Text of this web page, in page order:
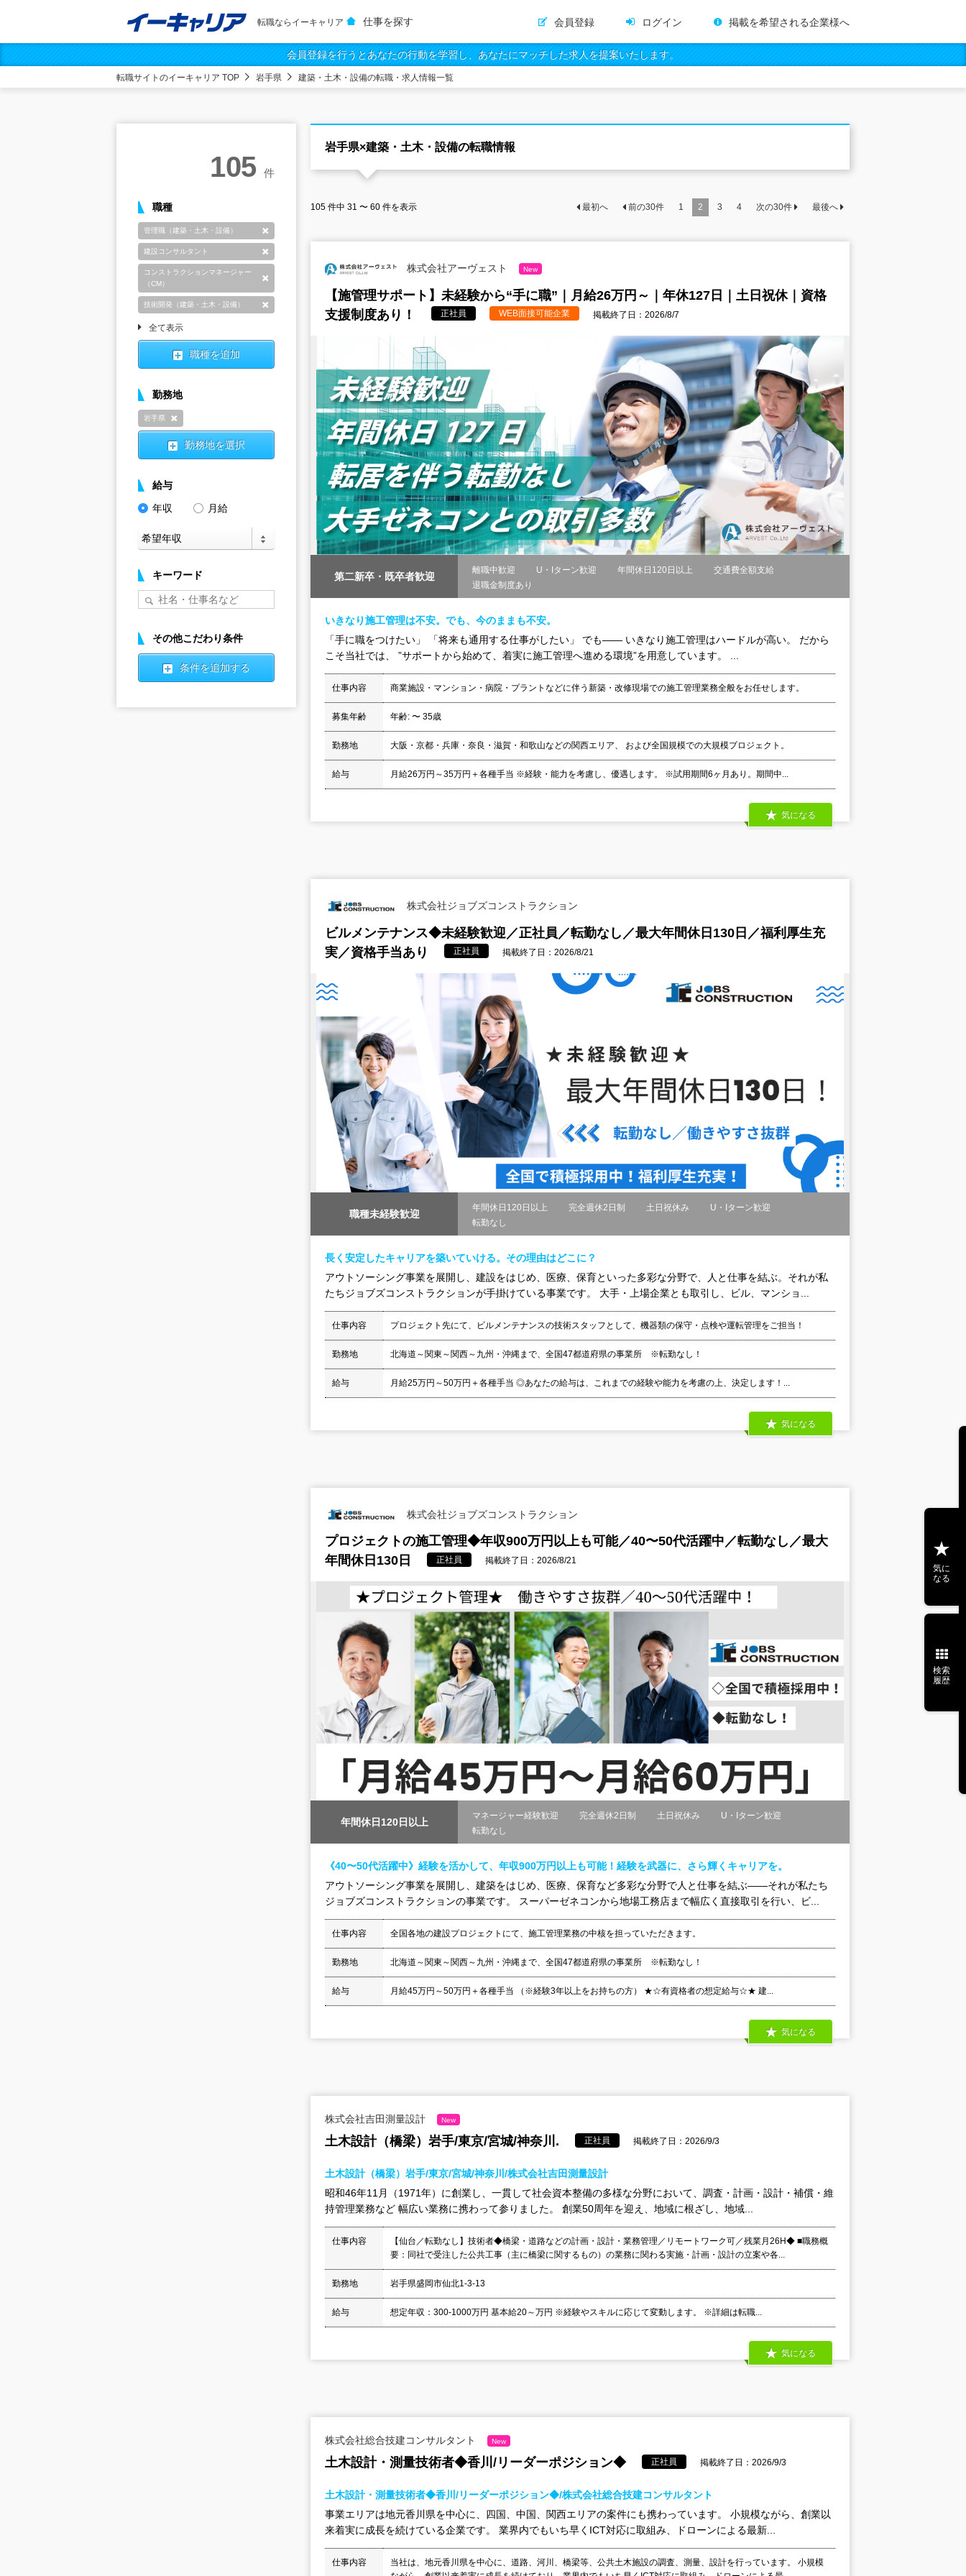
転職ならイーキャリア 仕事を探す 会員登録 ログイン 掲載を希望される企業様へ
会員登録を行うとあなたの行動を学習し、あなたにマッチした求人を提案いたします。
転職サイトのイーキャリア TOP 岩手県 建築・土木・設備の転職・求人情報一覧
岩手県×建築・土木・設備の転職情報
105 件中 31 〜 60 件を表示 最初へ 前の30件 1 2 3 4 次の30件 最後へ
株式会社アーヴェスト New
【施管理サポート】未経験から“手に職”｜月給26万円～｜年休127日｜土日祝休｜資格
支援制度あり！
正社員 WEB面接可能企業 掲載終了日：2026/8/7
第二新卒・既卒者歓迎
離職中歓迎 U・Iターン歓迎 年間休日120日以上
交通費全額支給
退職金制度あり
いきなり施工管理は不安。でも、今のままも不安。
「手に職をつけたい」 「将来も通用する仕事がしたい」 でも―― いきなり施工管理はハードルが高い。 だから
こそ当社では、 ”サポートから始めて、着実に施工管理へ進める環境”を用意しています。 ...
仕事内容 商業施設・マンション・病院・プラントなどに伴う新築・改修現場での施工管理業務全般をお任せします。
募集年齢 年齢: 〜 35歳
勤務地 大阪・京都・兵庫・奈良・滋賀・和歌山などの関西エリア、 および全国規模での大規模プロジェクト。
給与 月給26万円～35万円＋各種手当 ※経験・能力を考慮し、優遇します。 ※試用期間6ヶ月あり。期間中...
気になる
株式会社ジョブズコンストラクション
ビルメンテナンス◆未経験歓迎／正社員／転勤なし／最大年間休日130日／福利厚生充
実／資格手当あり
正社員 掲載終了日：2026/8/21
職種未経験歓迎
年間休日120日以上 完全週休2日制 土日祝休み
U・Iターン歓迎
転勤なし
長く安定したキャリアを築いていける。その理由はどこに？
アウトソーシング事業を展開し、建設をはじめ、医療、保育といった多彩な分野で、人と仕事を結ぶ。それが私
たちジョブズコンストラクションが手掛けている事業です。 大手・上場企業とも取引し、ビル、マンショ...
仕事内容 プロジェクト先にて、ビルメンテナンスの技術スタッフとして、機器類の保守・点検や運転管理をご担当！
勤務地 北海道～関東～関西～九州・沖縄まで、全国47都道府県の事業所 ※転勤なし！
給与 月給25万円～50万円＋各種手当 ◎あなたの給与は、これまでの経験や能力を考慮の上、決定します！...
気になる
株式会社ジョブズコンストラクション
プロジェクトの施工管理◆年収900万円以上も可能／40〜50代活躍中／転勤なし／最大
年間休日130日
正社員 掲載終了日：2026/8/21
年間休日120日以上
マネージャー経験歓迎 完全週休2日制 土日祝休み
U・Iターン歓迎
転勤なし
《40〜50代活躍中》経験を活かして、年収900万円以上も可能！経験を武器に、さら輝くキャリアを。
アウトソーシング事業を展開し、建築をはじめ、医療、保育など多彩な分野で人と仕事を結ぶ――それが私たち
ジョブズコンストラクションの事業です。 スーパーゼネコンから地場工務店まで幅広く直接取引を行い、ビ...
仕事内容 全国各地の建設プロジェクトにて、施工管理業務の中核を担っていただきます。
勤務地 北海道～関東～関西～九州・沖縄まで、全国47都道府県の事業所 ※転勤なし！
給与 月給45万円～50万円＋各種手当 （※経験3年以上をお持ちの方） ★☆有資格者の想定給与☆★ 建...
気になる
株式会社吉田測量設計 New
土木設計（橋梁）岩手/東京/宮城/神奈川. 正社員 掲載終了日：2026/9/3
土木設計（橋梁）岩手/東京/宮城/神奈川/株式会社吉田測量設計
昭和46年11月（1971年）に創業し、一貫して社会資本整備の多様な分野において、調査・計画・設計・補償・維
持管理業務など 幅広い業務に携わって参りました。 創業50周年を迎え、地域に根ざし、地域...
仕事内容
【仙台／転勤なし】技術者◆橋梁・道路などの計画・設計・業務管理／リモートワーク可／残業月26H◆ ■職務概
要：同社で受注した公共工事（主に橋梁に関するもの）の業務に関わる実施・計画・設計の立案や各...
勤務地 岩手県盛岡市仙北1-3-13
給与 想定年収：300-1000万円 基本給20～万円 ※経験やスキルに応じて変動します。 ※詳細は転職...
気になる
株式会社総合技建コンサルタント New
土木設計・測量技術者◆香川/リーダーポジション◆ 正社員 掲載終了日：2026/9/3
土木設計・測量技術者◆香川/リーダーポジション◆/株式会社総合技建コンサルタント
事業エリアは地元香川県を中心に、四国、中国、関西エリアの案件にも携わっています。 小規模ながら、創業以
来着実に成長を続けている企業です。 業界内でもいち早くICT対応に取組み、ドローンによる最新...
仕事内容
当社は、地元香川県を中心に、道路、河川、橋梁等、公共土木施設の調査、測量、設計を行っています。 小規模
105 件
職種
管理職（建築・土木・設備）
建設コンサルタント
コンストラクションマネージャー
（CM）
技術開発（建築・土木・設備）
全て表示
職種を追加
勤務地
岩手県
勤務地を選択
給与
年収
月給
キーワード
その他こだわり条件
条件を追加する
気に
なる
検索
履歴